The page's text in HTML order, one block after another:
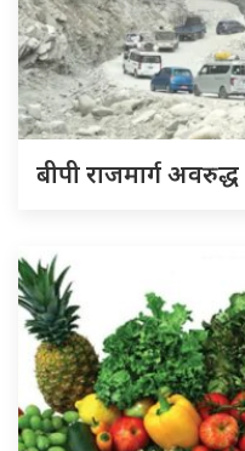
बीपी राजमार्ग अवरुद्ध